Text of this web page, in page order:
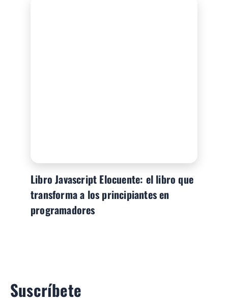
Libro Javascript Elocuente: el libro que
transforma a los principiantes en
programadores
Suscríbete